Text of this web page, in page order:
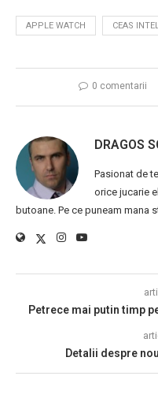
APPLE WATCH CEAS
0 comentarii
DRAGOS
Pasionat de
orice jucarie
butoane. Pe ce puneam mana
Petrece mai putin timp
Detalii despre